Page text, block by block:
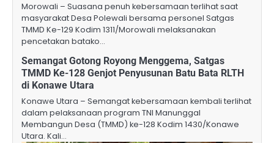
Morowali – Suasana penuh kebersamaan terlihat saat
masyarakat Desa Polewali bersama personel Satgas
TMMD Ke-129 Kodim 1311/Morowali melaksanakan
pencetakan batako…
Semangat Gotong Royong Menggema, Satgas
TMMD Ke-128 Genjot Penyusunan Batu Bata RLTH
di Konawe Utara
Konawe Utara – Semangat kebersamaan kembali terlihat
dalam pelaksanaan program TNI Manunggal
Membangun Desa (TMMD) ke-128 Kodim 1430/Konawe
Utara. Kali…